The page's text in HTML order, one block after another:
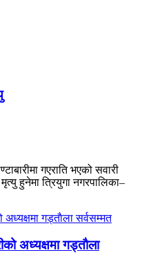
गएराति भएको सवारी
हुनेमा त्रियुगा नगरपालिका–
अध्यक्षमा गड्ताैला